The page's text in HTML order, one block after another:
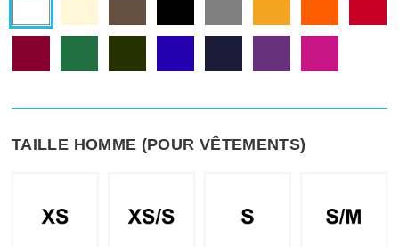
TAILLE HOMME (POUR VÊTEMENTS)